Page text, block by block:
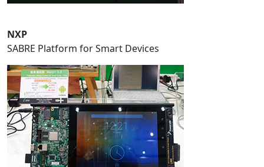
NXP
SABRE Platform for Smart Devices